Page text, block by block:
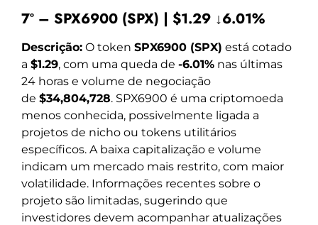
7º – SPX6900 (SPX) | $1.29 ↓6.01%
Descrição: O token SPX6900 (SPX) está cotado
a $1.29, com uma queda de -6.01% nas últimas
24 horas e volume de negociação
de $34,804,728. SPX6900 é uma criptomoeda
menos conhecida, possivelmente ligada a
projetos de nicho ou tokens utilitários
específicos. A baixa capitalização e volume
indicam um mercado mais restrito, com maior
volatilidade. Informações recentes sobre o
projeto são limitadas, sugerindo que
investidores devem acompanhar atualizações